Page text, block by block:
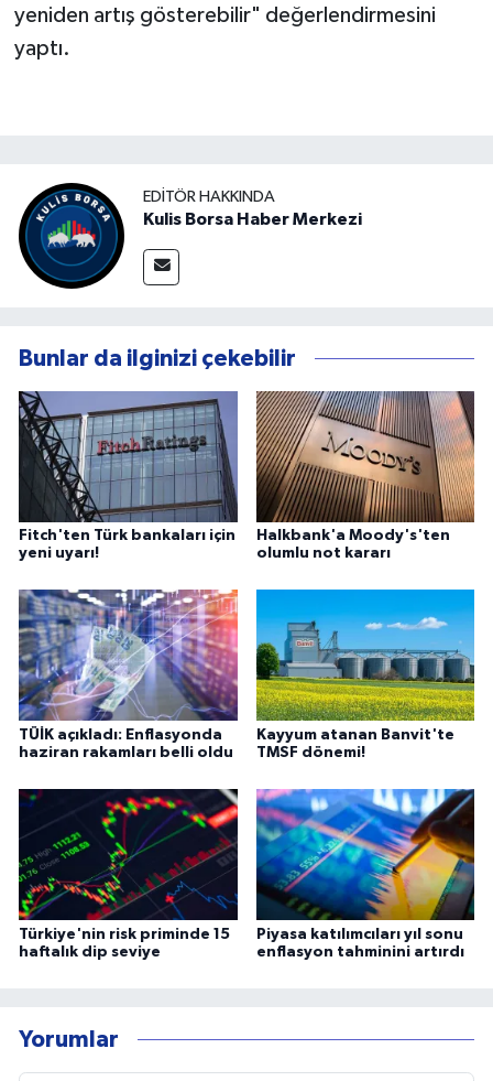
yeniden artış gösterebilir" değerlendirmesini
yaptı.
EDITÖR HAKKINDA
Kulis Borsa Haber Merkezi
Bunlar da ilginizi çekebilir
Fitch'ten Türk bankaları için
yeni uyarı!
Halkbank'a Moody's'ten
olumlu not kararı
TÜİK açıkladı: Enflasyonda
haziran rakamları belli oldu
Kayyum atanan Banvit'te
TMSF dönemi!
Türkiye'nin risk priminde 15
haftalık dip seviye
Piyasa katılımcıları yıl sonu
enflasyon tahminini artırdı
Yorumlar